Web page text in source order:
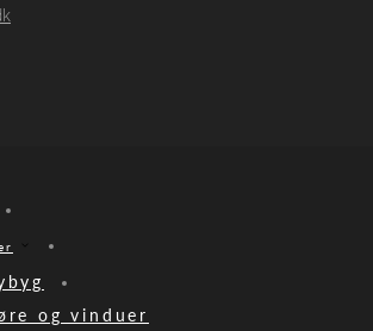
og vinduer